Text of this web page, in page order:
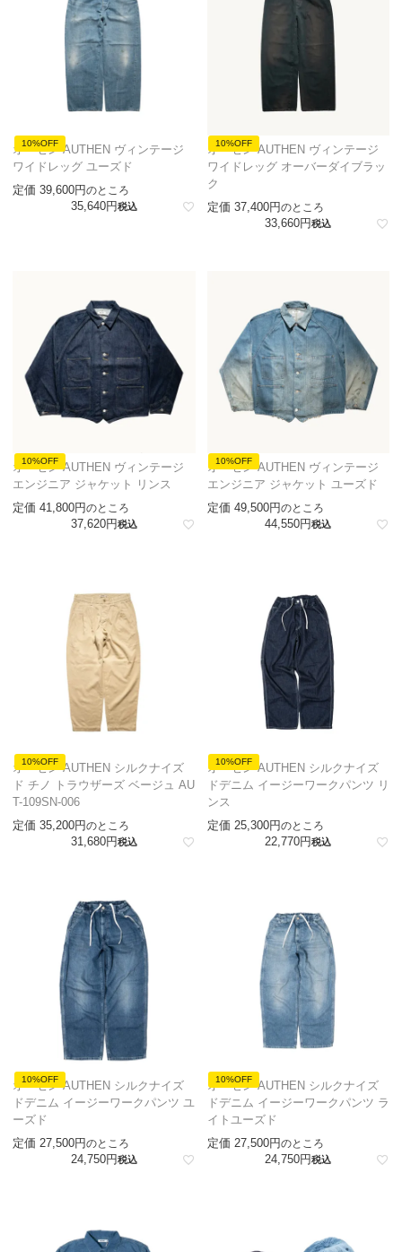
10%OFF
オーセン AUTHEN ヴィンテージ
ワイドレッグ ユーズド
定価 39,600 のところ
35,640 税込
10%OFF
オーセン AUTHEN ヴィンテージ
ワイドレッグ オーバーダイブラッ
ク
定価 37,400 のところ
33,660 税込
10%OFF
オーセン AUTHEN ヴィンテージ
エンジニア ジャケット リンス
定価 41,800 のところ
37,620 税込
10%OFF
オーセン AUTHEN ヴィンテージ
エンジニア ジャケット ユーズド
定価 49,500 のところ
44,550 税込
10%OFF
オーセン AUTHEN シルクナイズ
ド チノ トラウザーズ ベージュ AU
T-109SN-006
定価 35,200 のところ
31,680 税込
10%OFF
オーセン AUTHEN シルクナイズ
ドデニム イージーワークパンツ リ
ンス
定価 25,300 のところ
22,770 税込
10%OFF
オーセン AUTHEN シルクナイズ
ドデニム イージーワークパンツ ユ
ーズド
定価 27,500 のところ
24,750 税込
10%OFF
オーセン AUTHEN シルクナイズ
ドデニム イージーワークパンツ ラ
イトユーズド
定価 27,500 のところ
24,750 税込